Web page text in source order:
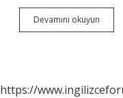
Devamını okuyun
Zıt
https://